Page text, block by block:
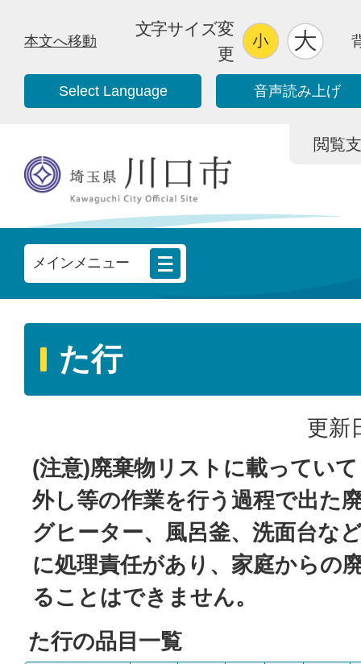
本文へ移動
文字サイズ変
更
Select Language 音声読み上げ
閲覧
メインメニュー
た行
更新
(注意)廃棄物リストに載ってい
外し等の作業を行う過程で出た
グヒーター、風呂釜、洗面台な
に処理責任があり、家庭からの
ることはできません。
た行の品目一覧